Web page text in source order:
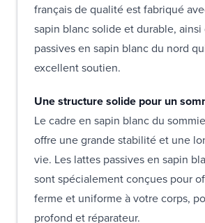
français de qualité est fabriqué
sapin blanc solide et durable, ainsi
passives en sapin blanc du nord
excellent soutien.
Une structure solide pour un
Le cadre en sapin blanc du
offre une grande stabilité et une
vie. Les lattes passives en sapin
sont spécialement conçues pour
ferme et uniforme à votre corps,
profond et réparateur.